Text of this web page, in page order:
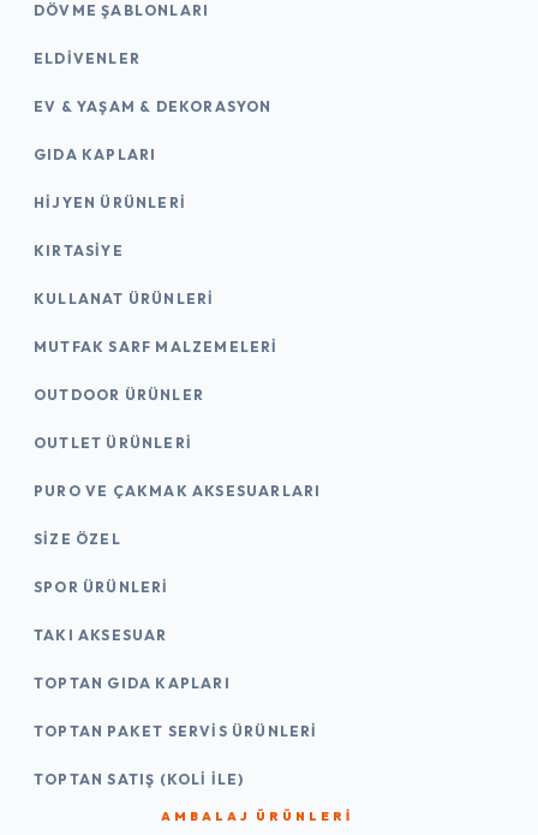
DÖVME ŞABLONLARI
ELDIVENLER
EV & YAŞAM & DEKORASYON
GIDA KAPLARI
HIJYEN ÜRÜNLERI
KIRTASİYE
KULLANAT ÜRÜNLERI
MUTFAK SARF MALZEMELERI
OUTDOOR ÜRÜNLER
OUTLET ÜRÜNLERI
PURO VE ÇAKMAK AKSESUARLARI
SIZE ÖZEL
SPOR ÜRÜNLERI
TAKI AKSESUAR
TOPTAN GIDA KAPLARI
TOPTAN PAKET SERVIS ÜRÜNLERI
TOPTAN SATIŞ (KOLI İLE)
AMBALAJ ÜRÜNLERI